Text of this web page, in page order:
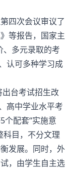
四次会议审议了
等报告，国家主
、多元录取的考
认可多种学习成
台考试招生改
高中学业水平考
个配套“实施意
科目，不分文理
发展。同时，外
，由学生自主选